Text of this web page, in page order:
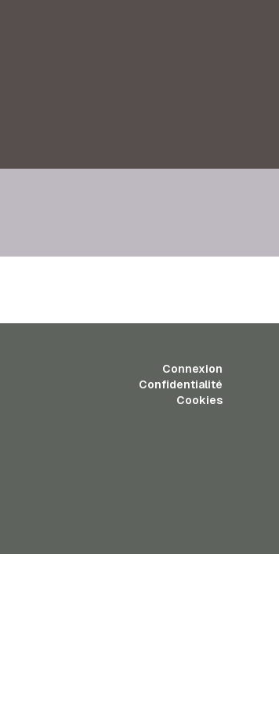
Connexion
Confidentialité
Cookies